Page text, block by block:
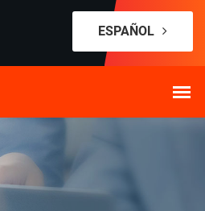
ESPAÑOL